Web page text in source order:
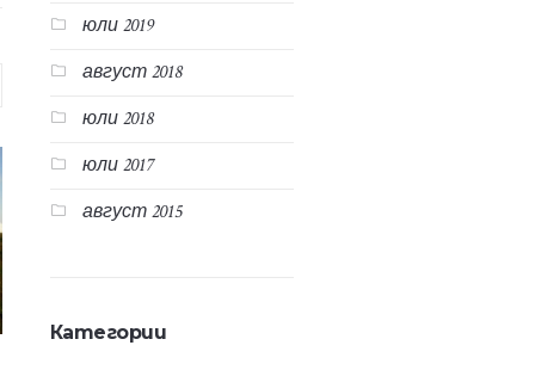
юли 2019
август 2018
юли 2018
юли 2017
август 2015
Категории